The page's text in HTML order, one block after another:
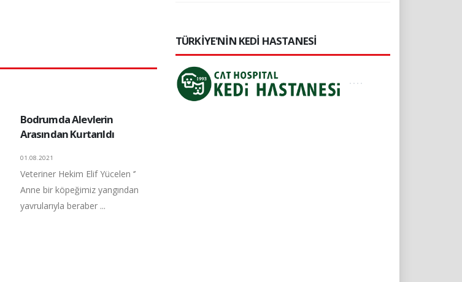
Bodrumda Alevlerin
Arasından Kurtarıldı
01.08.2021
Veteriner Hekim Elif Yücelen ‘’
Anne bir köpeğimiz yangından
yavrularıyla beraber ...
TÜRKİYE'NİN KEDİ HASTANESİ